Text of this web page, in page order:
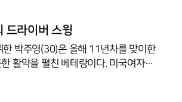
는 40위를 기록했다. 2년차가 기대되
드라이버 스윙
박주영(30)은 올해 11년차를 맞이한
위, 2019시즌에는 상금랭킹 26위로